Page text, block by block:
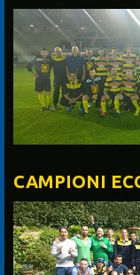
CAMPIONI